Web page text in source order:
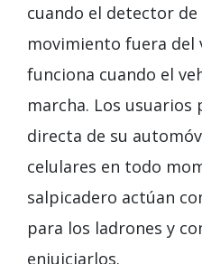
cuando el detector
movimiento fuera del
funciona cuando el
marcha. Los usuarios
directa de su
celulares en todo
salpicadero actúan
para los ladrones y
enjuiciarlos.